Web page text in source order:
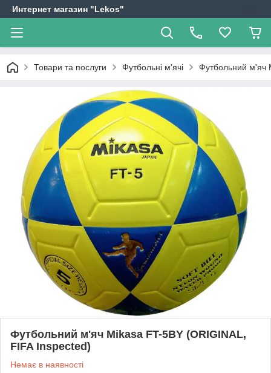
Интернет магазин "Lekos"
Товари та послуги Футбольні м'ячі Футбольний м'яч
Футбольний м'яч Mikasa FT-5BY (ORIGINAL,
FIFA Inspected)
Немає в наявності